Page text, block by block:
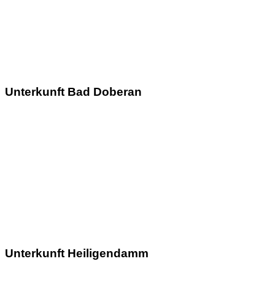
Unterkunft Bad Doberan
Unterkunft Heiligendamm